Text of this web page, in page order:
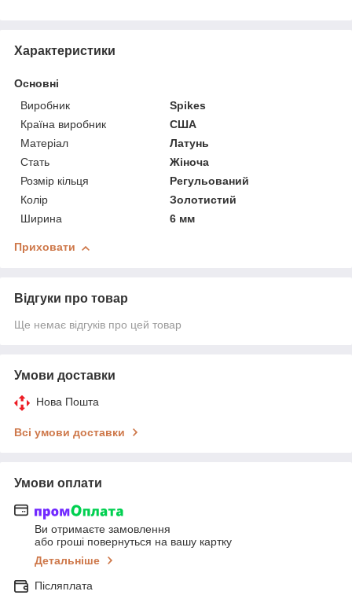
Характеристики
Основні
Виробник
Spikes
Країна виробник
США
Матеріал
Латунь
Стать
Жіноча
Розмір кільця
Регульований
Колір
Золотистий
Ширина
6 мм
Приховати
Відгуки про товар
Ще немає відгуків про цей товар
Умови доставки
Нова Пошта
Всі умови доставки
Умови оплати
Ви отримаєте замовлення
або гроші повернуться на вашу картку
Детальніше
Післяплата